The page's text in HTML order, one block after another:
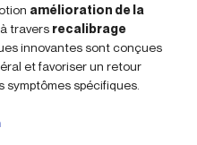
amélioration de la
travers recalibrage
innovantes sont conçues
et favoriser un retour
symptômes spécifiques.